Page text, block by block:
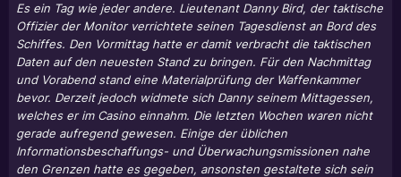
Es ein Tag wie jeder andere. Lieutenant Danny Bird, der taktische
Offizier der Monitor verrichtete seinen Tagesdienst an Bord des
Schiffes. Den Vormittag hatte er damit verbracht die taktischen
Daten auf den neuesten Stand zu bringen. Für den Nachmittag
und Vorabend stand eine Materialprüfung der Waffenkammer
bevor. Derzeit jedoch widmete sich Danny seinem Mittagessen,
welches er im Casino einnahm. Die letzten Wochen waren nicht
gerade aufregend gewesen. Einige der üblichen
Informationsbeschaffungs- und Überwachungsmissionen nahe
den Grenzen hatte es gegeben, ansonsten gestaltete sich sein